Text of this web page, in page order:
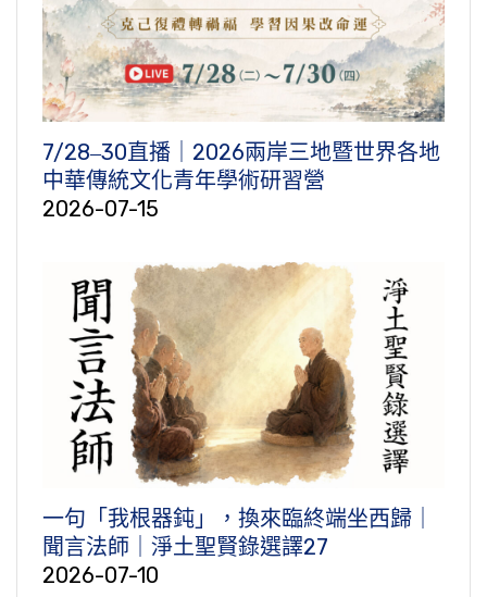
7/28‒30直播｜2026兩岸三地暨世界各地
中華傳統文化青年學術研習營
2026-07-15
一句「我根器鈍」，換來臨終端坐西歸｜
聞言法師｜淨土聖賢錄選譯27
2026-07-10